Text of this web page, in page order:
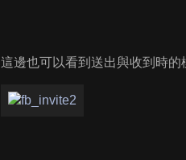
這邊也可以看到送出與收到時的